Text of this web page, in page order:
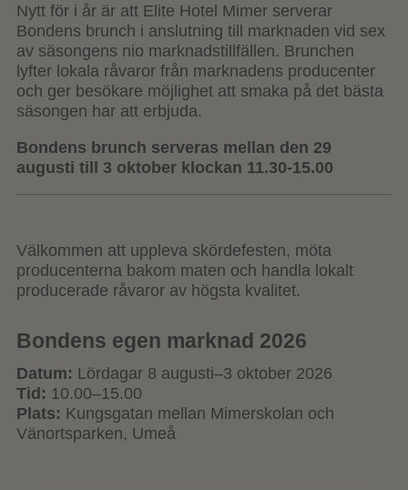
Nytt för i år är att Elite Hotel Mimer serverar
Bondens brunch i anslutning till marknaden vid sex
av säsongens nio marknadstillfällen. Brunchen
lyfter lokala råvaror från marknadens producenter
och ger besökare möjlighet att smaka på det bästa
säsongen har att erbjuda.
Bondens brunch serveras mellan den 29
augusti till 3 oktober klockan 11.30-15.00
Välkommen att uppleva skördefesten, möta
producenterna bakom maten och handla lokalt
producerade råvaror av högsta kvalitet.
Bondens egen marknad 2026
Datum: Lördagar 8 augusti–3 oktober 2026
Tid: 10.00–15.00
Plats: Kungsgatan mellan Mimerskolan och
Vänortsparken, Umeå